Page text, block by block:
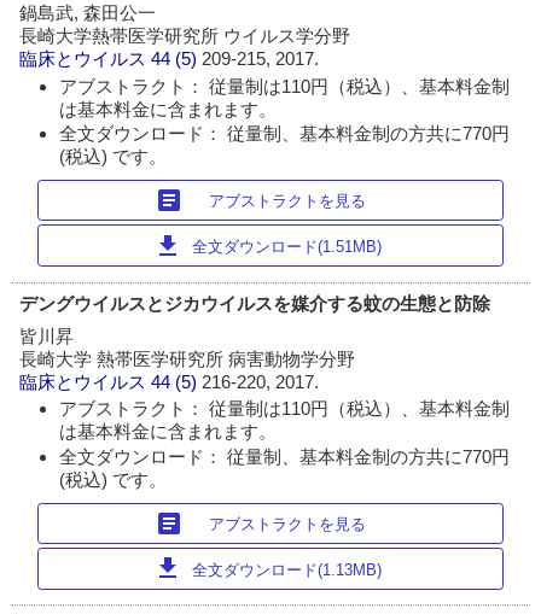
鍋島武, 森田公一
長崎大学熱帯医学研究所 ウイルス学分野
臨床とウイルス 44 (5) 209-215, 2017.
アブストラクト： 従量制は110円（税込）、基本料金制
は基本料金に含まれます。
全文ダウンロード： 従量制、基本料金制の方共に770円
(税込) です。
article アブストラクトを見る
download 全文ダウンロード(1.51MB)
デングウイルスとジカウイルスを媒介する蚊の生態と防除
皆川昇
長崎大学 熱帯医学研究所 病害動物学分野
臨床とウイルス 44 (5) 216-220, 2017.
アブストラクト： 従量制は110円（税込）、基本料金制
は基本料金に含まれます。
全文ダウンロード： 従量制、基本料金制の方共に770円
(税込) です。
article アブストラクトを見る
download 全文ダウンロード(1.13MB)